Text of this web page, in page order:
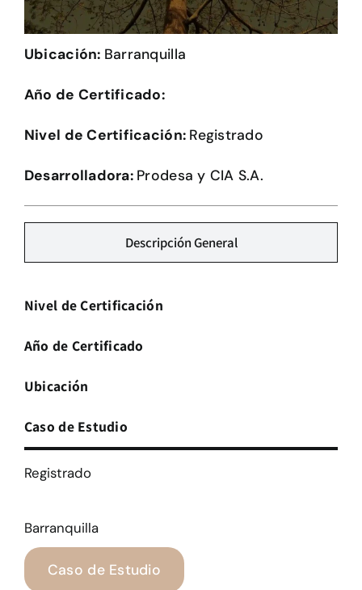
Herramientas
Credenciales
Plataforma CASA
Ubicación: Barranquilla
Año de Certificado:
Nivel de Certificación: Registrado
Desarrolladora: Prodesa y CIA S.A.
Descripción General
Nivel de Certificación
Año de Certificado
Ubicación
Caso de Estudio
Registrado
Barranquilla
Caso de Estudio